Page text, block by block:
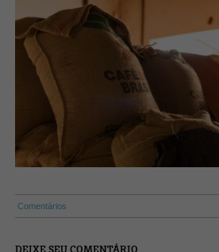
Comentários
DEIXE SEU COMENTÁRIO